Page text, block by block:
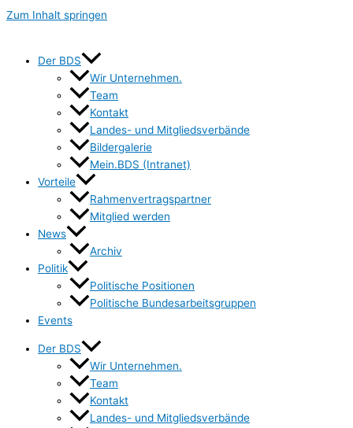
Zum Inhalt springen
Der BDS
Wir Unternehmen.
Team
Kontakt
Landes- und Mitgliedsverbände
Bildergalerie
Mein.BDS (Intranet)
Vorteile
Rahmenvertragspartner
Mitglied werden
News
Archiv
Politik
Politische Positionen
Politische Bundesarbeitsgruppen
Events
Der BDS
Wir Unternehmen.
Team
Kontakt
Landes- und Mitgliedsverbände